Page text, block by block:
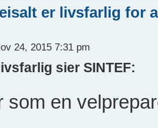
er livsfarlig for
24, 2015 7:31 pm
sier SINTEF:
som en